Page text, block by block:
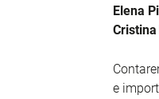
Elena
e